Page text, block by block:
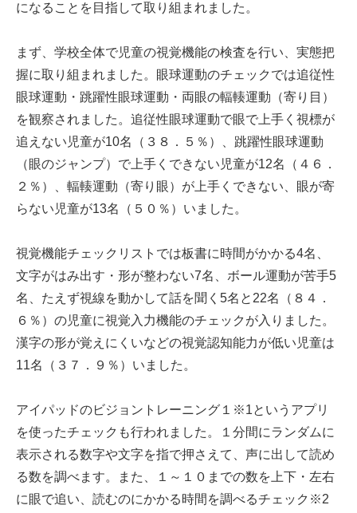
になることを目指して取り組まれました。
まず、学校全体で児童の視覚機能の検査を行い、実態把
握に取り組まれました。眼球運動のチェックでは追従性
眼球運動・跳躍性眼球運動・両眼の輻輳運動（寄り目）
を観察されました。追従性眼球運動で眼で上手く視標が
追えない児童が10名（３８．５％）、跳躍性眼球運動
（眼のジャンプ）で上手くできない児童が12名（４６．
２％）、輻輳運動（寄り眼）が上手くできない、眼が寄
らない児童が13名（５０％）いました。
視覚機能チェックリストでは板書に時間がかかる4名、
文字がはみ出す・形が整わない7名、ボール運動が苦手5
名、たえず視線を動かして話を聞く5名と22名（８４．
６％）の児童に視覚入力機能のチェックが入りました。
漢字の形が覚えにくいなどの視覚認知能力が低い児童は
11名（３７．９％）いました。
アイパッドのビジョントレーニング１※1というアプリ
を使ったチェックも行われました。１分間にランダムに
表示される数字や文字を指で押さえて、声に出して読め
る数を調べます。また、１～１０までの数を上下・左右
に眼で追い、読むのにかかる時間を調べるチェック※2